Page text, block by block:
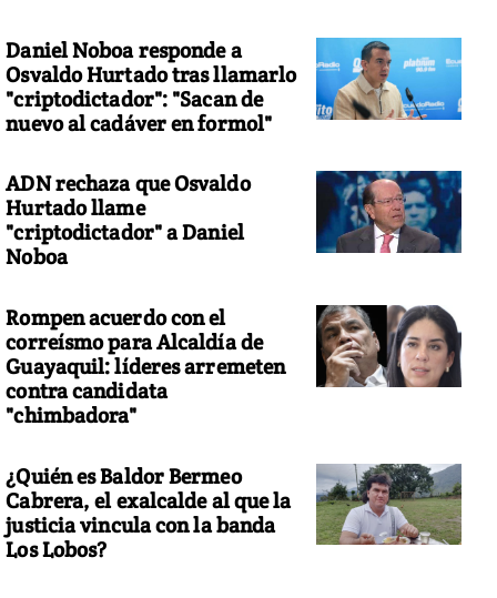
Daniel Noboa responde a
Osvaldo Hurtado tras llamarlo
"criptodictador": "Sacan de
nuevo al cadáver en formol"
ADN rechaza que Osvaldo
Hurtado llame
"criptodictador" a Daniel
Noboa
Rompen acuerdo con el
correísmo para Alcaldía de
Guayaquil: líderes arremeten
contra candidata
"chimbadora"
¿Quién es Baldor Bermeo
Cabrera, el exalcalde al que la
justicia vincula con la banda
Los Lobos?